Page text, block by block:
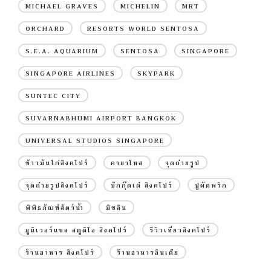
MICHAEL GRAVES MICHELIN MRT
ORCHARD RESORTS WORLD SENTOSA
S.E.A. AQUARIUM SENTOSA SINGAPORE
SINGAPORE AIRLINES SKYPARK
SUNTEC CITY
SUVARNABHUMI AIRPORT BANGKOK
UNIVERSAL STUDIOS SINGAPORE
ข้าวมันไก่สิงคโปร์ คายาโทส จุดถ่ายรูป
จุดถ่ายรูปสิงคโปร์ บักกุ๊ดเต๋ สิงคโปร์ ปูผัดพริก
พิพิธภัณฑ์สัตว์น้ำ มิชลิน
ยูนิเวอร์แซล สตูดิโอ สิงคโปร์ รีวิวเที่ยวสิงคโปร์
ร้านอาหาร สิงคโปร์ ร้านอาหารอินเดีย